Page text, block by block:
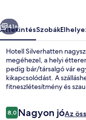
Következő
41+
ÁttekintésSzobák
Hotell Silverhatten
megéhezel, a helyi
pedig bár/társalgó vár
kikapcsolódást. A
fitneszlétesítmény és
Értékelések
8,08,0 ennyiből: 10
Nagyon jóAz